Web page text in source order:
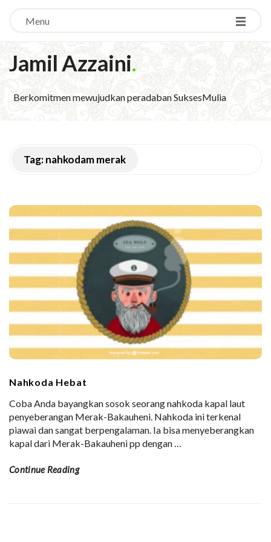
Menu
Jamil Azzaini.
Berkomitmen mewujudkan peradaban SuksesMulia
Tag:nahkodam merak
Nahkoda Hebat
Coba Anda bayangkan sosok seorang nahkoda kapal laut
penyeberangan Merak-Bakauheni. Nahkoda ini terkenal
piawai dan sangat berpengalaman. Ia bisa menyeberangkan
kapal dari Merak-Bakauheni pp dengan…
Continue Reading